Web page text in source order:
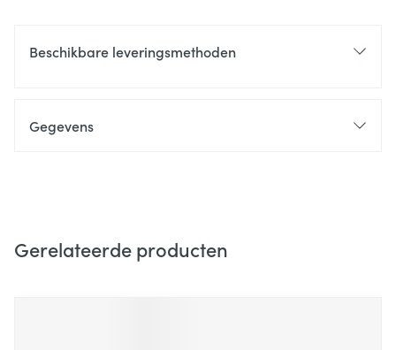
Beschikbare leveringsmethoden
Gegevens
Gerelateerde producten